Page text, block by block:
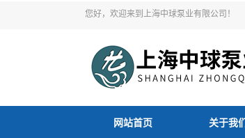
您好，欢迎来到上海中球泵业有限公司！
网站首页 关于我们